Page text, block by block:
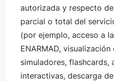
autorizada y respecto
parcial o total del
(por ejemplo, acceso a
ENARMAD,
simuladores, flashcards,
interactivas, descarga